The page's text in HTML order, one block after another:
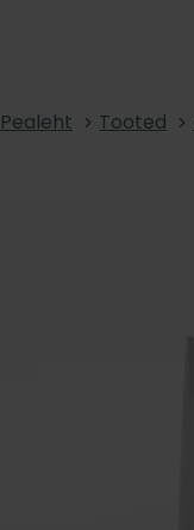
Pealeht Tooted